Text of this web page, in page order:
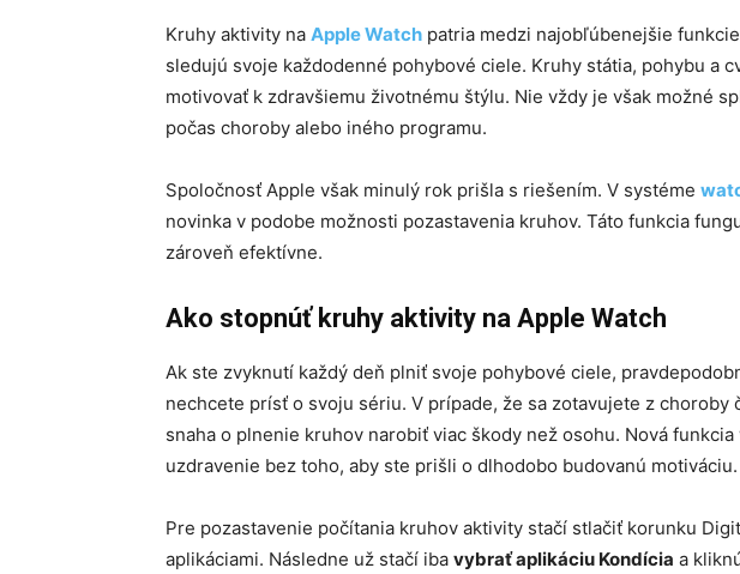
Kruhy aktivity na Apple Watch patria medzi najobľúbenejšie
sledujú svoje každodenné pohybové ciele. Kruhy státia, pohybu a
motivovať k zdravšiemu životnému štýlu. Nie vždy je však možné
počas choroby alebo iného programu.
Spoločnosť Apple však minulý rok prišla s riešením. V systéme
novinka v podobe možnosti pozastavenia kruhov. Táto funkcia
zároveň efektívne.
Ako stopnúť kruhy aktivity na Apple Watch
Ak ste zvyknutí každý deň plniť svoje pohybové ciele,
nechcete prísť o svoju sériu. V prípade, že sa zotavujete z choroby
snaha o plnenie kruhov narobiť viac škody než osohu. Nová
uzdravenie bez toho, aby ste prišli o dlhodobo budovanú motiváciu.
Pre pozastavenie počítania kruhov aktivity stačí stlačiť korunku
aplikáciami. Následne už stačí iba vybrať aplikáciu Kondícia a